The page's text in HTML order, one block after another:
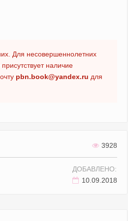
Для несовершеннолетних
наличие
pbn.book@yandex.ru для
3928
ДОБАВЛЕНО:
10.09.2018